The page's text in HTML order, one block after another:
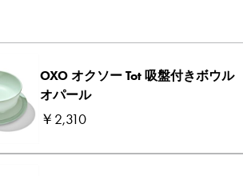
OXO オクソー Tot 吸盤付きボウル
オパール
￥2,310